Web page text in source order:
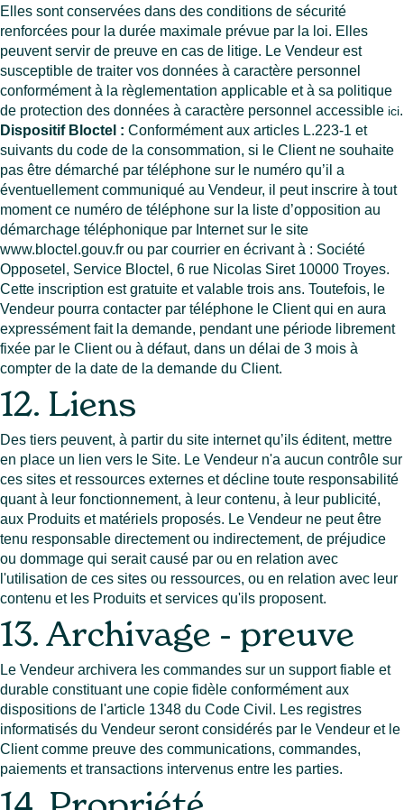
Elles sont conservées dans des conditions de sécurité
renforcées pour la durée maximale prévue par la loi. Elles
peuvent servir de preuve en cas de litige. Le Vendeur est
susceptible de traiter vos données à caractère personnel
conformément à la règlementation applicable et à sa politique
de protection des données à caractère personnel accessible ici.
Dispositif Bloctel : Conformément aux articles L.223-1 et
suivants du code de la consommation, si le Client ne souhaite
pas être démarché par téléphone sur le numéro qu’il a
éventuellement communiqué au Vendeur, il peut inscrire à tout
moment ce numéro de téléphone sur la liste d’opposition au
démarchage téléphonique par Internet sur le site
www.bloctel.gouv.fr ou par courrier en écrivant à : Société
Opposetel, Service Bloctel, 6 rue Nicolas Siret 10000 Troyes.
Cette inscription est gratuite et valable trois ans. Toutefois, le
Vendeur pourra contacter par téléphone le Client qui en aura
expressément fait la demande, pendant une période librement
fixée par le Client ou à défaut, dans un délai de 3 mois à
compter de la date de la demande du Client.
12. Liens
Des tiers peuvent, à partir du site internet qu’ils éditent, mettre
en place un lien vers le Site. Le Vendeur n'a aucun contrôle sur
ces sites et ressources externes et décline toute responsabilité
quant à leur fonctionnement, à leur contenu, à leur publicité,
aux Produits et matériels proposés. Le Vendeur ne peut être
tenu responsable directement ou indirectement, de préjudice
ou dommage qui serait causé par ou en relation avec
l'utilisation de ces sites ou ressources, ou en relation avec leur
contenu et les Produits et services qu'ils proposent.
13. Archivage - preuve
Le Vendeur archivera les commandes sur un support fiable et
durable constituant une copie fidèle conformément aux
dispositions de l'article 1348 du Code Civil. Les registres
informatisés du Vendeur seront considérés par le Vendeur et le
Client comme preuve des communications, commandes,
paiements et transactions intervenus entre les parties.